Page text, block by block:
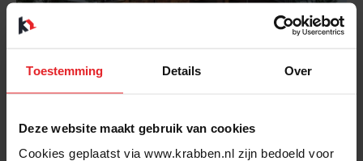
Toestemming Details Over
Deze website maakt gebruik van cookies
Cookies geplaatst via www.krabben.nl zijn bedoeld voor
Raadhuys te Geffen